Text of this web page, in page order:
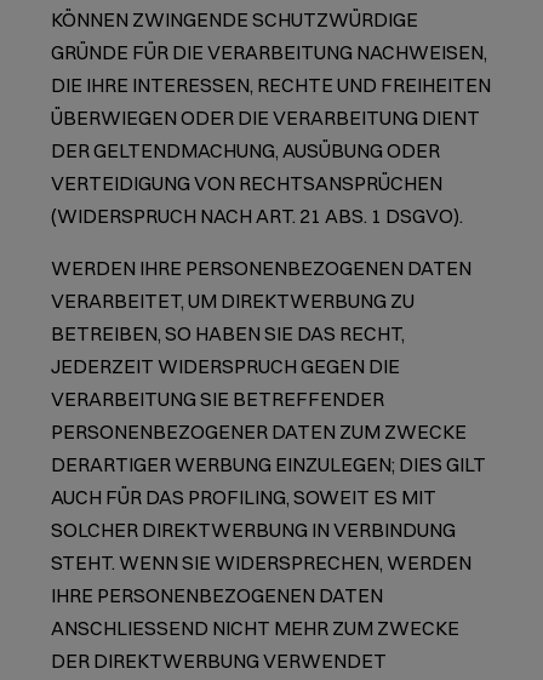
KÖNNEN ZWINGENDE SCHUTZWÜRDIGE
GRÜNDE FÜR DIE VERARBEITUNG NACHWEISEN,
DIE IHRE INTERESSEN, RECHTE UND FREIHEITEN
ÜBERWIEGEN ODER DIE VERARBEITUNG DIENT
DER GELTENDMACHUNG, AUSÜBUNG ODER
VERTEIDIGUNG VON RECHTSANSPRÜCHEN
(WIDERSPRUCH NACH ART. 21 ABS. 1 DSGVO).
WERDEN IHRE PERSONENBEZOGENEN DATEN
VERARBEITET, UM DIREKTWERBUNG ZU
BETREIBEN, SO HABEN SIE DAS RECHT,
JEDERZEIT WIDERSPRUCH GEGEN DIE
VERARBEITUNG SIE BETREFFENDER
PERSONENBEZOGENER DATEN ZUM ZWECKE
DERARTIGER WERBUNG EINZULEGEN; DIES GILT
AUCH FÜR DAS PROFILING, SOWEIT ES MIT
SOLCHER DIREKTWERBUNG IN VERBINDUNG
STEHT. WENN SIE WIDERSPRECHEN, WERDEN
IHRE PERSONENBEZOGENEN DATEN
ANSCHLIESSEND NICHT MEHR ZUM ZWECKE
DER DIREKTWERBUNG VERWENDET